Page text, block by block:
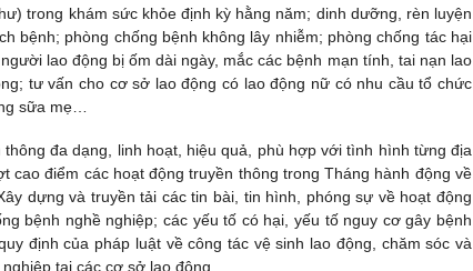
trong khám sức khỏe định kỳ hằng năm; dinh dưỡng, rèn luyện
bệnh; phòng chống bệnh không lây nhiễm; phòng chống tác hại
lao động bị ốm dài ngày, mắc các bệnh mạn tính, tai nạn lao
tư vấn cho cơ sở lao động có lao động nữ có nhu cầu tổ chức
sữa mẹ…
đa dạng, linh hoạt, hiệu quả, phù hợp với tình hình từng địa
điểm các hoạt động truyền thông trong Tháng hành động về
dựng và truyền tải các tin bài, tin hình, phóng sự về hoạt động
bệnh nghề nghiệp; các yếu tố có hại, yếu tố nguy cơ gây bệnh
định của pháp luật về công tác vệ sinh lao động, chăm sóc và
tại các cơ sở lao động